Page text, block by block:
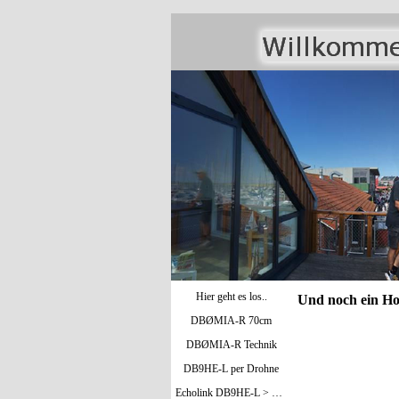
Hier geht es los..
DBØMIA-R 70cm
DBØMIA-R Technik
DB9HE-L per Drohne
Echolink DB9HE-L > Bild oben / DBØMIA-R >Bild unten
Und noch ein